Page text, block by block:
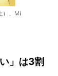
）、Mi
」は3割